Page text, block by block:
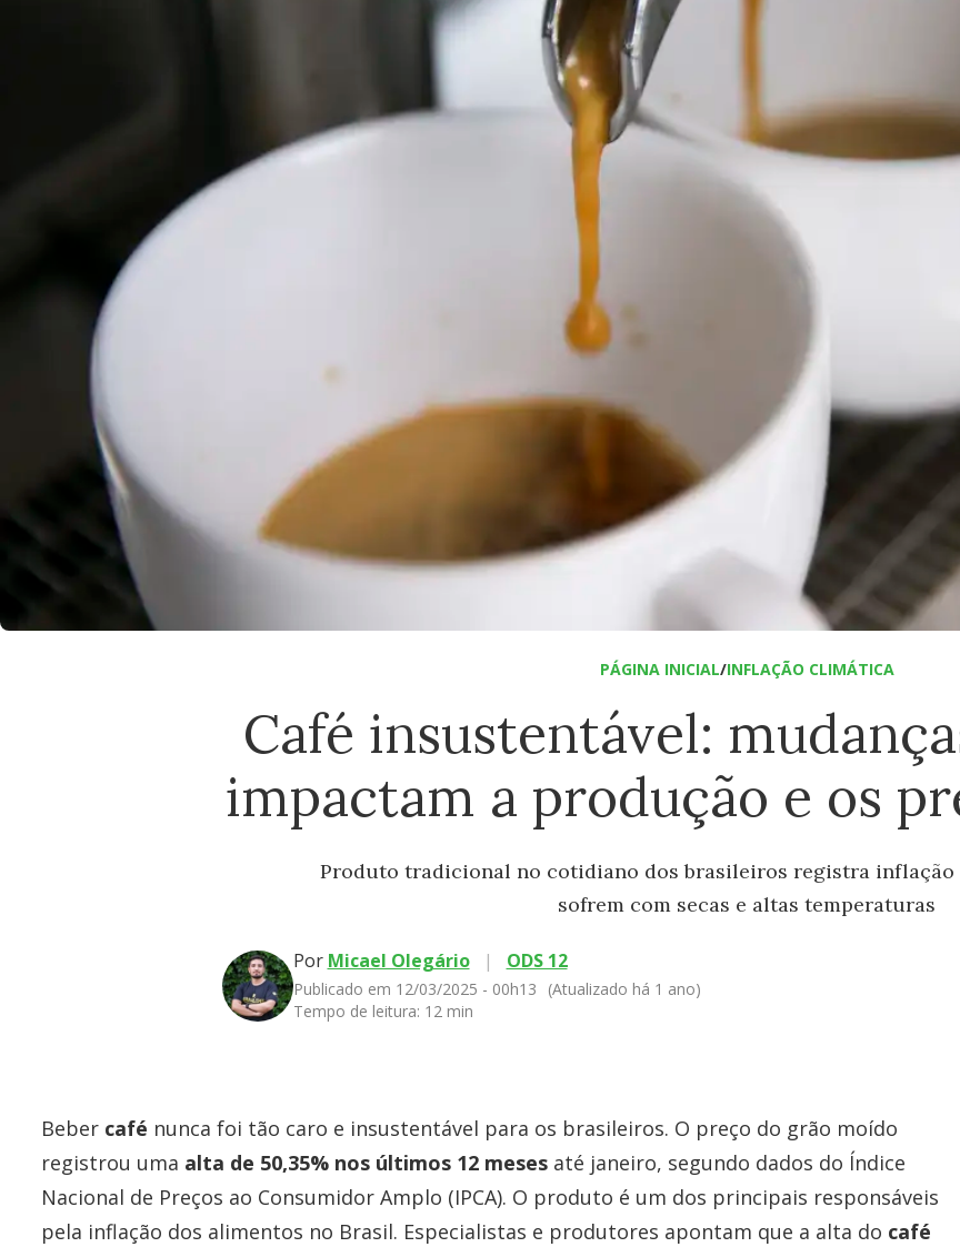
PÁGINA INICIAL/INFLAÇÃO CLIMÁTICA
Café insustentável:
impactam a produção e os
Produto tradicional no cotidiano dos brasileiros registra inflação
sofrem com secas e altas temperaturas
Por Micael Olegário | ODS 12
Publicado em 12/03/2025 - 00h13
(Atualizado há 1 ano)
Tempo de leitura: 12 min
Beber café nunca foi tão caro e insustentável para os brasileiros. O preço do grão moído
registrou uma alta de 50,35% nos últimos 12 meses até janeiro, segundo dados do Índice
Nacional de Preços ao Consumidor Amplo (IPCA). O produto é um dos principais responsáveis
pela inflação dos alimentos no Brasil. Especialistas e produtores apontam que a alta do café